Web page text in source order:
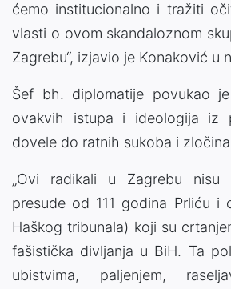
ćemo institucionalno i tražiti
vlasti o ovom skandaloznom
Zagrebu“, izjavio je Konaković u
Šef bh. diplomatije povukao
ovakvih istupa i ideologija iz
dovele do ratnih sukoba i
„Ovi radikali u Zagrebu
presude od 111 godina Prliću i
Haškog tribunala) koji su
fašistička divljanja u BiH. Ta
ubistvima, paljenjem,